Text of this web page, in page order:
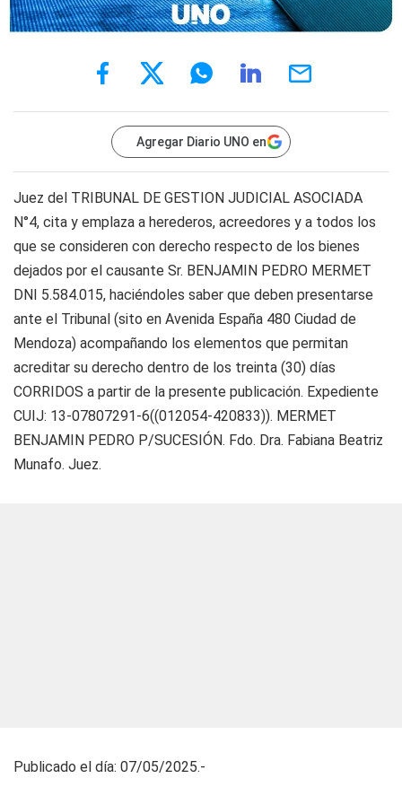
Agregar Diario UNO en
Juez del TRIBUNAL DE GESTION JUDICIAL ASOCIADA
N°4, cita y emplaza a herederos, acreedores y a todos los
que se consideren con derecho respecto de los bienes
dejados por el causante Sr. BENJAMIN PEDRO MERMET
DNI 5.584.015, haciéndoles saber que deben presentarse
ante el Tribunal (sito en Avenida España 480 Ciudad de
Mendoza) acompañando los elementos que permitan
acreditar su derecho dentro de los treinta (30) días
CORRIDOS a partir de la presente publicación. Expediente
CUIJ: 13-07807291-6((012054-420833)). MERMET
BENJAMIN PEDRO P/SUCESIÓN. Fdo. Dra. Fabiana Beatriz
Munafo. Juez.
Publicado el día: 07/05/2025.-